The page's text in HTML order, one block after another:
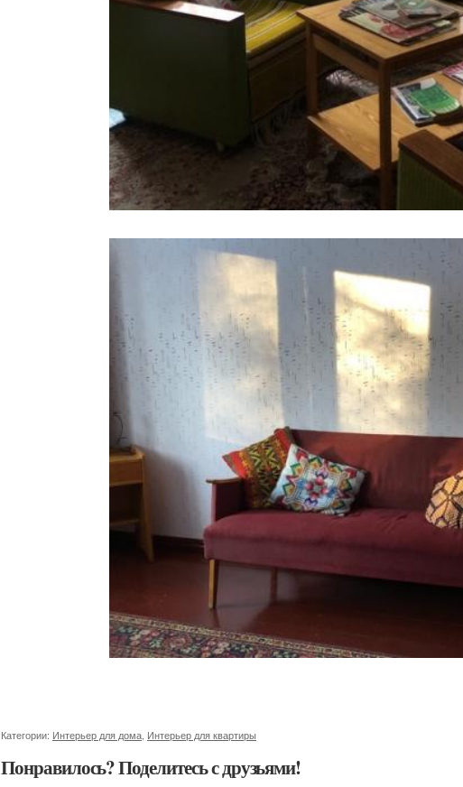
Категории: Интерьер для дома Интерьер для квартиры
Понравилось? Поделитесь с друзьями!